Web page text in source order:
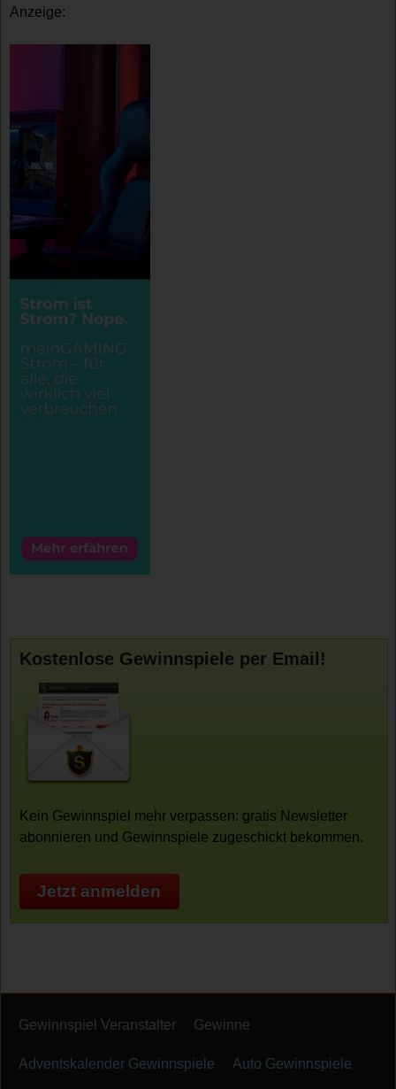
Anzeige:
Kostenlose Gewinnspiele per Email!
Kein Gewinnspiel mehr verpassen: gratis Newsletter
abonnieren und Gewinnspiele zugeschickt bekommen.
Jetzt anmelden
Gewinnspiel Veranstalter Gewinne
Adventskalender Gewinnspiele Auto Gewinnspiele